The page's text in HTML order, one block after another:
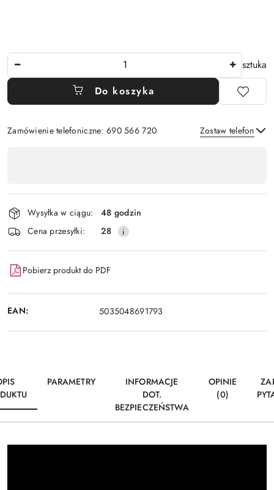
sztuka
Do koszyka
Zamówienie telefoniczne: 690 566 720 Zostaw telefon
płatność
i
dostawa
Wysyłka w ciągu:
48 godzin
Cena przesyłki:
28
Pobierz produkt do PDF
EAN: 5035048691793
PARAMETRY
INFORMACJE
DOT.
BEZPIECZEŃSTWA
OPINIE
(0)